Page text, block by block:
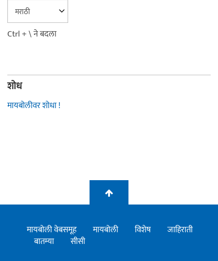
Ctrl + \ ने बदला
शोध
मायबोलीवर शोधा !
मायबोली वेबसमूह मायबोली विशेष
जाहिराती
बातम्या
सीसी